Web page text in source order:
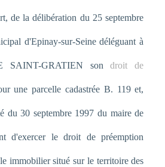
de la délibération du 25 septembre
d'Epinay-sur-Seine déléguant à
SAINT-GRATIEN sondroit de
une parcelle cadastrée B. 119 et,
du 30 septembre 1997 du maire de
d'exercer le droit de préemption
immobilier situé sur le territoire des